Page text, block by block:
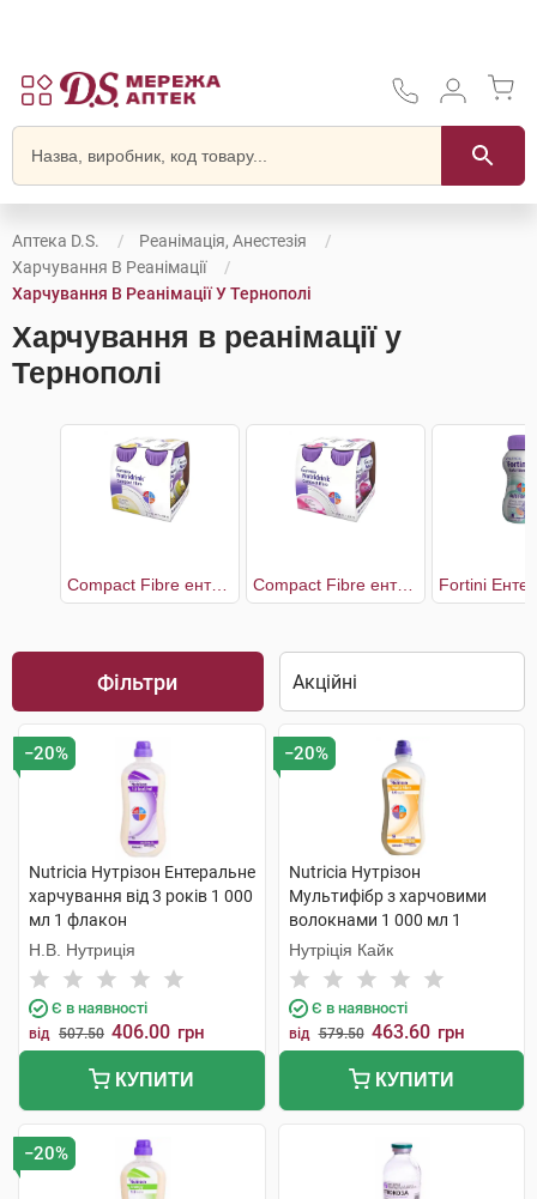
Аптека D.S.
Реанімація, Анестезія
Харчування В Реанімації
Харчування В Реанімації У Тернополі
Харчування в реанімації у
Тернополі
Compact Fibre ентеральне харчування зі смаком ванілі Compact Fibre ентеральне харчування зі смаком полуниці
Фільтри
−20%
Nutricia Нутрізон Ентеральне
харчування від 3 років 1 000
мл 1 флакон
Н.В. Нутриція
Є в наявності
від 507.50 406.00 грн
КУПИТИ
−20%
Nutricia Нутрізон
Мультифібр з харчовими
волокнами 1 000 мл 1
флакон
Нутріція Кайк
Є в наявності
від 579.50 463.60 грн
КУПИТИ
−20%